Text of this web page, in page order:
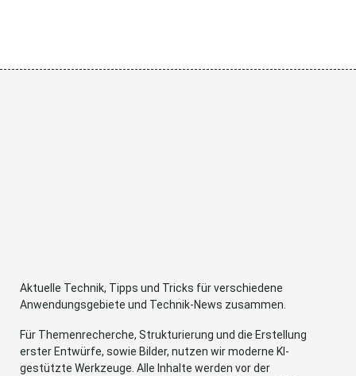
Aktuelle Technik, Tipps und Tricks für verschiedene
Anwendungsgebiete und Technik-News zusammen.
Für Themenrecherche, Strukturierung und die Erstellung
erster Entwürfe, sowie Bilder, nutzen wir moderne KI-
gestützte Werkzeuge. Alle Inhalte werden vor der